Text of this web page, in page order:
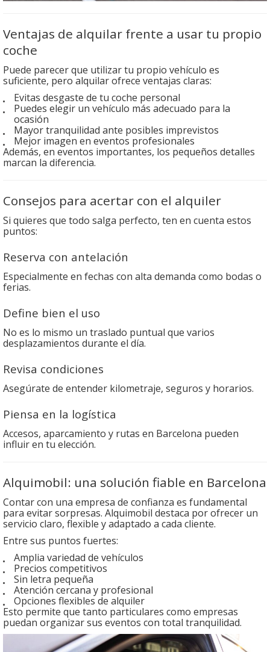
Ventajas de alquilar frente a usar tu propio
coche
Puede parecer que utilizar tu propio vehículo es
suficiente, pero alquilar ofrece ventajas claras:
Evitas desgaste de tu coche personal
Puedes elegir un vehículo más adecuado para la
ocasión
Mayor tranquilidad ante posibles imprevistos
Mejor imagen en eventos profesionales
Además, en eventos importantes, los pequeños detalles
marcan la diferencia.
Consejos para acertar con el alquiler
Si quieres que todo salga perfecto, ten en cuenta estos
puntos:
Reserva con antelación
Especialmente en fechas con alta demanda como bodas o
ferias.
Define bien el uso
No es lo mismo un traslado puntual que varios
desplazamientos durante el día.
Revisa condiciones
Asegúrate de entender kilometraje, seguros y horarios.
Piensa en la logística
Accesos, aparcamiento y rutas en Barcelona pueden
influir en tu elección.
Alquimobil: una solución fiable en Barcelona
Contar con una empresa de confianza es fundamental
para evitar sorpresas. Alquimobil destaca por ofrecer un
servicio claro, flexible y adaptado a cada cliente.
Entre sus puntos fuertes:
Amplia variedad de vehículos
Precios competitivos
Sin letra pequeña
Atención cercana y profesional
Opciones flexibles de alquiler
Esto permite que tanto particulares como empresas
puedan organizar sus eventos con total tranquilidad.